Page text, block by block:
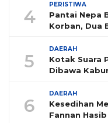
4
PERISTIWA
Pantai Nepa
Korban, Dua
5
DAERAH
Kotak Suara
Dibawa
6
DAERAH
Kesedihan
Fannan Hasib